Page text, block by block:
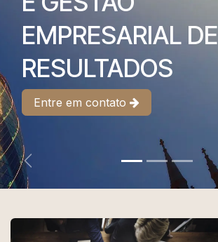
EMPRESARIAL DE
RESULTADOS
Entre em contato
Previous